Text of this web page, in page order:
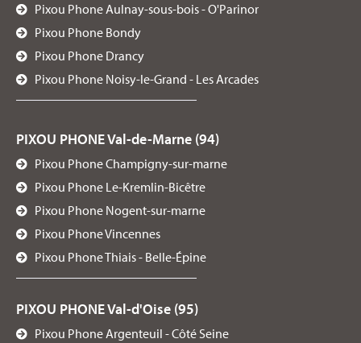
Pixou Phone Aulnay-sous-bois - O'Parinor
Pixou Phone Bondy
Pixou Phone Drancy
Pixou Phone Noisy-le-Grand - Les Arcades
PIXOU PHONE Val-de-Marne (94)
Pixou Phone Champigny-sur-marne
Pixou Phone Le-Kremlin-Bicêtre
Pixou Phone Nogent-sur-marne
Pixou Phone Vincennes
Pixou Phone Thiais - Belle-Épine
PIXOU PHONE Val-d'Oise (95)
Pixou Phone Argenteuil - Côté Seine